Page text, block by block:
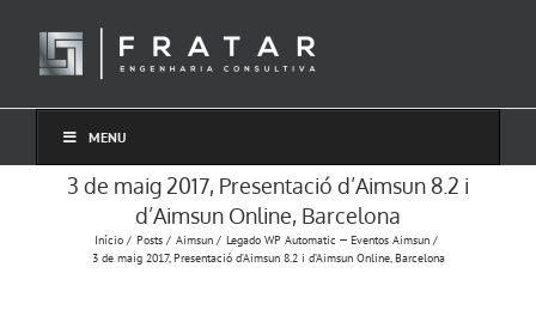
conteúdo
MENU
3 de maig 2017, Presentació d’Aimsun 8.2 i
d’Aimsun Online, Barcelona
Início Posts Aimsun
Legado WP Automatic — Eventos Aimsun
3 de maig 2017, Presentació d’Aimsun 8.2 i d’Aimsun Online, Barcelona